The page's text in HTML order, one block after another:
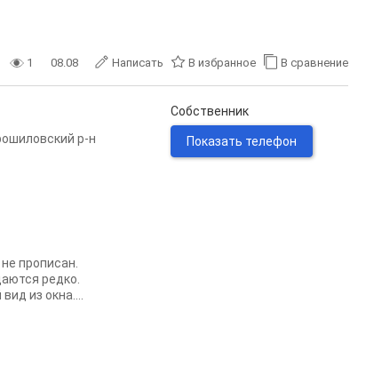
1 08.08 Написать В избранное В сравнение
р-н
прописан.
редко.
из окна....
Собственник
Показать телефон